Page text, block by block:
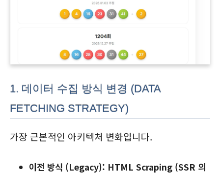
1. 데이터 수집 방식 변경 (DATA
FETCHING STRATEGY)
가장 근본적인 아키텍처 변화입니다.
이전 방식 (Legacy): HTML Scraping (SSR 의